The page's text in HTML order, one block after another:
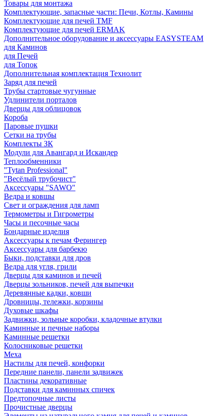
Товары для монтажа
Комплектующие, запасные части: Печи, Котлы, Камины
Комплектующие для печей TMF
Комплектующие для печей ERMAK
Дополнительное оборудование и аксессуары EASYSTEAM
для Каминов
для Печей
для Топок
Дополнительная комплектация Технолит
Заряд для печей
Трубы стартовые чугунные
Удлинители порталов
Дверцы для облицовок
Короба
Паровые пушки
Сетки на трубы
Комплекты ЗК
Модули для Авангард и Искандер
Теплообменники
"Tytan Professional"
"Весёлый трубочист"
Аксессуары "SAWO"
Ведра и ковшы
Свет и ограждения для ламп
Термометры и Гигрометры
Часы и песочные часы
Бондарные изделия
Аксессуары к печам Ферингер
Аксессуары для барбекю
Быки, подставки для дров
Ведра для угля, грили
Дверцы для каминов и печей
Дверцы зольников, печей для выпечки
Деревянные кадки, ковши
Дровницы, тележки, корзины
Духовые шкафы
Задвижки, зольные коробки, кладочные втулки
Каминные и печные наборы
Каминные решетки
Колосниковые решетки
Меха
Настилы для печей, конфорки
Передние панели, панели задвижек
Пластины декоративные
Подставки для каминных спичек
Предтопочные листы
Прочистные дверцы